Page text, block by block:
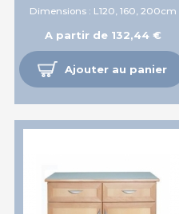
Dimensions : L120, 160, 200cm
A partir de 132,44 €
Ajouter au panier